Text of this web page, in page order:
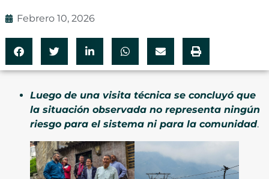
Febrero 10, 2026
Luego de una visita técnica se concluyó que
la situación observada no representa ningún
riesgo para el sistema ni para la comunidad.